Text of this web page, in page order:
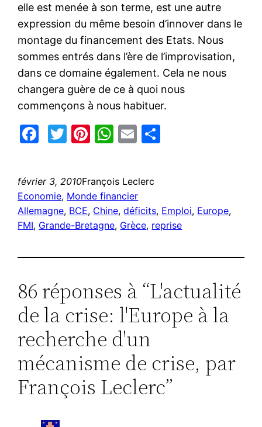
elle est menée à son terme, est une autre
expression du même besoin d’innover dans le
montage du financement des Etats. Nous
sommes entrés dans l’ère de l’improvisation,
dans ce domaine également. Cela ne nous
changera guère de ce à quoi nous
commençons à nous habituer.
Facebook
Twitter
Pinterest
WhatsApp
Email
février 3, 2010François Leclerc
Economie, Monde financier
Allemagne, BCE, Chine, déficits, Emploi, Europe
FMI, Grande-Bretagne, Grèce, reprise
86 réponses à “L'actualité
de la crise: l'Europe à la
recherche d'un
mécanisme de crise, par
François Leclerc”